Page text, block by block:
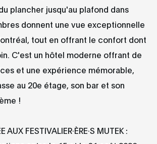
plancher jusqu'au plafond dans
donnent une vue exceptionnelle
tout en offrant le confort dont
C'est un hôtel moderne offrant de
et une expérience mémorable,
au 20e étage, son bar et son
!
AUX FESTIVALIER·ÈRE·S MUTEK :